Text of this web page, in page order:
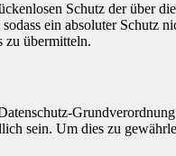
Schutz der über
ein absoluter Schutz
zu übermitteln.
sein. Um dies zu